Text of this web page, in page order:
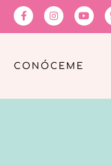
CONÓCEME